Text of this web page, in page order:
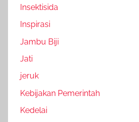
Insektisida
Inspirasi
Jambu Biji
Jati
jeruk
Kebijakan Pemerintah
Kedelai